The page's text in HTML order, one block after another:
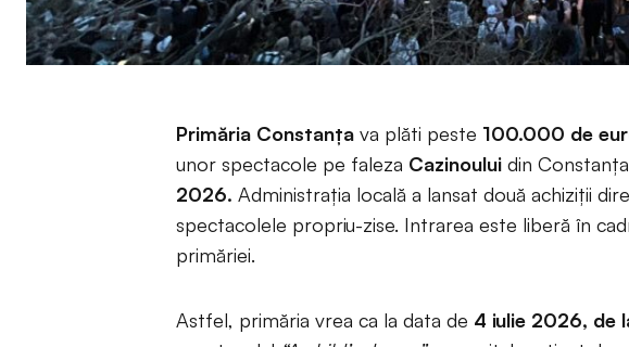
Primăria Constanța va plăti peste 100.000 de
unor spectacole pe faleza Cazinoului din
2026. Administrația locală a lansat două achiziții
spectacolele propriu-zise. Intrarea este liberă în
primăriei.
Astfel, primăria vrea ca la data de 4 iulie 2026, de